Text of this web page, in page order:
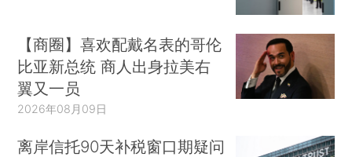
【商圈】喜欢配戴名表的哥伦
比亚新总统 商人出身拉美右
翼又一员
2026年08月09日
离岸信托90天补税窗口期疑问